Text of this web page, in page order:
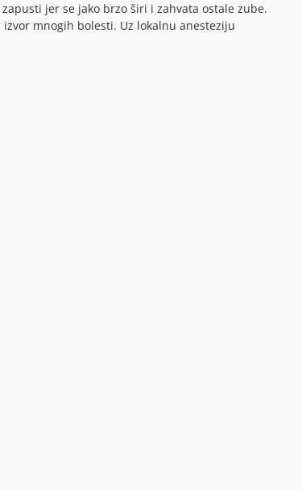
jer se jako brzo širi i zahvata ostale zube.
mnogih bolesti. Uz lokalnu anesteziju